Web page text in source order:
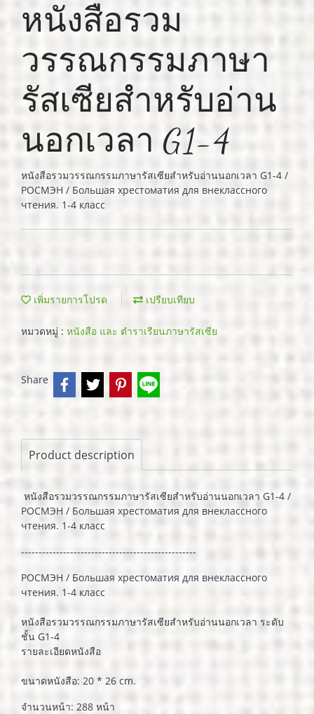
หนังสือรวม
วรรณกรรมภาษา
รัสเซียสำหรับอ่าน
นอกเวลา G1-4
หนังสือรวมวรรณกรรมภาษารัสเซียสำหรับอ่านนอกเวลา G1-4 /
РОСМЭН / Большая хрестоматия для внеклассного
чтения. 1-4 класc
เพิ่มรายการโปรด เปรียบเทียบ
หมวดหมู่ : หนังสือ และ ตำราเรียนภาษารัสเซีย
Share
Product description
หนังสือรวมวรรณกรรมภาษารัสเซียสำหรับอ่านนอกเวลา G1-4 /
РОСМЭН / Большая хрестоматия для внеклассного
чтения. 1-4 класc
--------------------------------------------------
РОСМЭН / Большая хрестоматия для внеклассного
чтения. 1-4 класс
หนังสือรวมวรรณกรรมภาษารัสเซียสำหรับอ่านนอกเวลา ระดับ
ชั้น G1-4
รายละเอียดหนังสือ
ขนาดหนังสือ: 20 * 26 cm.
จำนวนหน้า: 288 หน้า